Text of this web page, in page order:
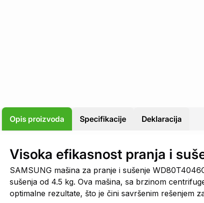
Opis proizvoda Specifikacije Deklaracija
Visoka efikasnost pranja i
SAMSUNG mašina za pranje i sušenje
sušenja od 4.5 kg. Ova mašina, sa brzinom
optimalne rezultate, što je čini savršenim rešenjem